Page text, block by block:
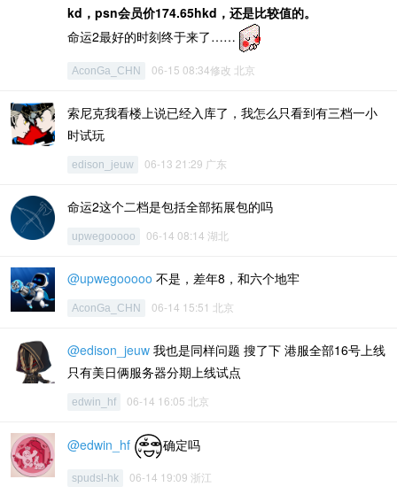
kd，psn会员价174.65hkd，还是比较值的。
命运2最好的时刻终于来了……
AconGa_CHN 06-15 08:34修改 北京
索尼克我看楼上说已经入库了，我怎么只看到有三档一小
时试玩
edison_jeuw 06-13 21:29 广东
命运2这个二档是包括全部拓展包的吗
upwegooooo 06-14 08:14 湖北
@upwegooooo 不是，差年8，和六个地牢
AconGa_CHN 06-14 15:51 北京
@edison_jeuw 我也是同样问题 搜了下 港服全部16号上线
只有美日俩服务器分期上线试点
edwin_hf 06-14 16:05 北京
@edwin_hf 确定吗
spudsl-hk 06-14 19:09 浙江